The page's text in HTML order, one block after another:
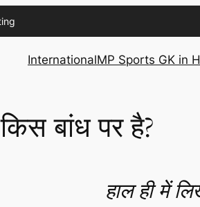
InternationalMP Sports GK in
बांध पर है?
हाल ही में